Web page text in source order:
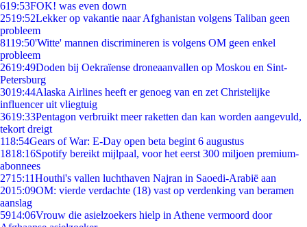
619:53FOK! was even down
2519:52Lekker op vakantie naar Afghanistan volgens Taliban geen
probleem
8119:50'Witte' mannen discrimineren is volgens OM geen enkel
probleem
2619:49Doden bij Oekraïense droneaanvallen op Moskou en Sint-
Petersburg
3019:44Alaska Airlines heeft er genoeg van en zet Christelijke
influencer uit vliegtuig
3619:33Pentagon verbruikt meer raketten dan kan worden aangevuld,
tekort dreigt
118:54Gears of War: E-Day open beta begint 6 augustus
1818:16Spotify bereikt mijlpaal, voor het eerst 300 miljoen premium-
abonnees
2715:11Houthi's vallen luchthaven Najran in Saoedi-Arabië aan
2015:09OM: vierde verdachte (18) vast op verdenking van beramen
aanslag
5914:06Vrouw die asielzoekers hielp in Athene vermoord door